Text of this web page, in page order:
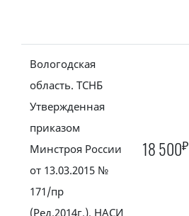
Вологодская
область. ТСНБ
Утвержденная
приказом
Минстроя России
от 13.03.2015 №
171/пр
(Ред.2014г.). НАСИ
18 500₽